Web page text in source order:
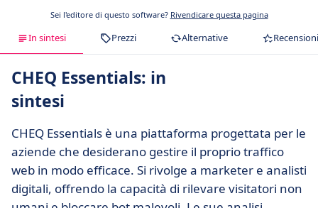
Sei l'editore di questo software? Rivendicare questa pagina
In sintesi Prezzi Alternative Recensioni
CHEQ Essentials: in
sintesi
CHEQ Essentials è una piattaforma progettata per le
aziende che desiderano gestire il proprio traffico
web in modo efficace. Si rivolge a marketer e analisti
digitali, offrendo la capacità di rilevare visitatori non